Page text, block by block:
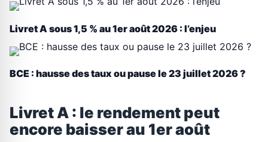
Livret A sous 1,5 % au 1er août 2026 : l’enjeu
BCE : hausse des taux ou pause le 23 juillet 2026 ?
Livret A : le rendement peut
encore baisser au 1er août